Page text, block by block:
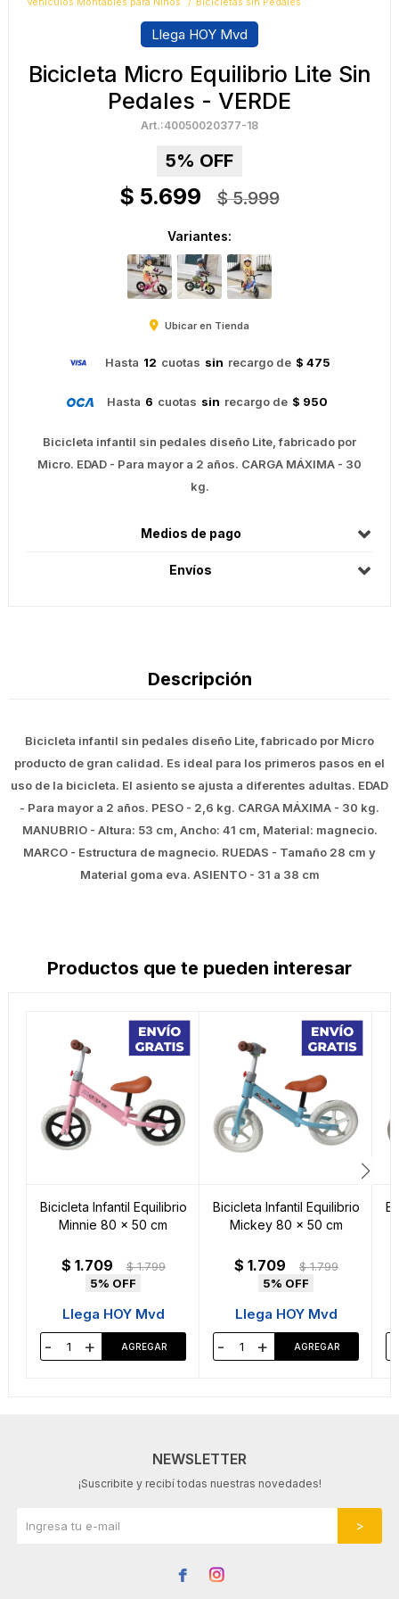
Vehículos Montables para Niños Bicicletas sin Pedales
Llega HOY Mvd
Bicicleta Micro Equilibrio Lite Sin
Pedales - VERDE
40050020377-18
5
$ 5.699 $ 5.999
Variantes:
Ubicar en Tienda
Hasta 12 cuotas sin recargo de $ 475
Hasta 6 cuotas sin recargo de $ 950
Bicicleta infantil sin pedales diseño Lite, fabricado por
Micro. EDAD - Para mayor a 2 años. CARGA MÁXIMA - 30
kg.
Medios de pago
Envíos
Descripción
Bicicleta infantil sin pedales diseño Lite, fabricado por Micro
producto de gran calidad. Es ideal para los primeros pasos en el
uso de la bicicleta. El asiento se ajusta a diferentes adultas. EDAD
- Para mayor a 2 años. PESO - 2,6 kg. CARGA MÁXIMA - 30 kg.
MANUBRIO - Altura: 53 cm, Ancho: 41 cm, Material: magnecio.
MARCO - Estructura de magnecio. RUEDAS - Tamaño 28 cm y
Material goma eva. ASIENTO - 31 a 38 cm
Productos que te pueden interesar
Bicicleta Infantil Equilibrio
Minnie 80 x 50 cm
$ 1.709 $ 1.799
5
Llega HOY Mvd
- +
Bicicleta Infantil Equilibrio
Mickey 80 x 50 cm
$ 1.709 $ 1.799
5
Llega HOY Mvd
- +
NEWSLETTER
¡Suscribite y recibí todas nuestras novedades!
 